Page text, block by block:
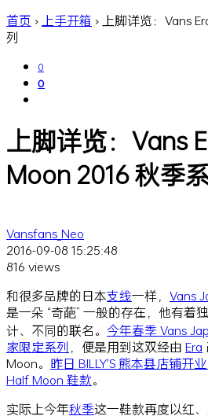
首页 › 上手开箱 › 上脚详览：Vans
列
0
0
上脚详览：Vans
Moon 2016 秋季
Vansfans_Neo
2016-09-08 15:25:48
816 views
和很多品牌的日本支线一样， Vans
是一朵 “奇葩” 一般的存在，他有着
计、不同的联名。 今年春季 Vans
家限定系列 ，便是用到这双经由 Era
Moon。 昨日 BILLY'S 熊本县店铺开
Half Moon 鞋款。
实际上今年秋季这一鞋款再度以红